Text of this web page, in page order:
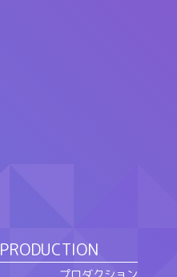
PRODUCTION